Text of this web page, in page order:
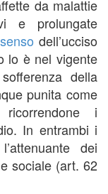
da malattie
e prolungate
dell’ucciso
lo è nel vigente
della
punita come
i
In entrambi i
dei
sociale (art. 62